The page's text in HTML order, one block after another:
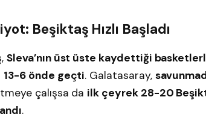
Beşiktaş Hızlı Başladı
Sleva’nın üst üste kaydettiği
13-6 önde geçti. Galatasaray,
çalışsa da ilk çeyrek 28-20
.